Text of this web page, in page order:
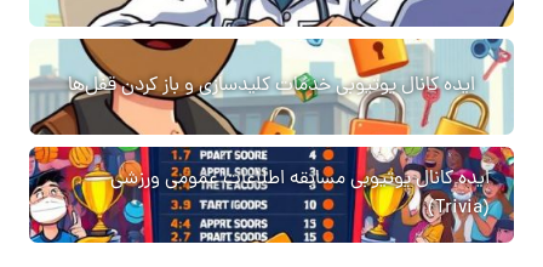
ایده کانال یوتیوبی خدمات کلیدسازی و باز کردن قفل‌ها
ایده کانال یوتیوبی مسابقه اطلاعات عمومی ورزشی
(Trivia)